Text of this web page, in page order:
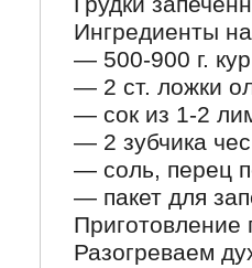
Ингредиенты
— 500-900 г.
— 2 ст. ложки
— сок из 1-2
— 2 зубчика
— соль, перец
— пакет для
Приготовление
Разогреваем